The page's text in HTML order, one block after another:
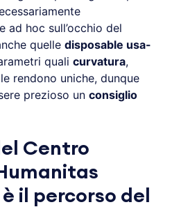
ad hoc sull’occhio del
quelle disposable usa-
quali curvatura,
rendono uniche, dunque
prezioso un consiglio
Centro
il percorso del